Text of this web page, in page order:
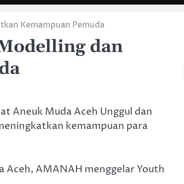
Kemampuan Pemuda
dan
Aneuk Muda Aceh Unggul dan
kemampuan para
Aceh, AMANAH menggelar Youth